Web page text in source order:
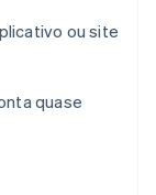
ou site
quase